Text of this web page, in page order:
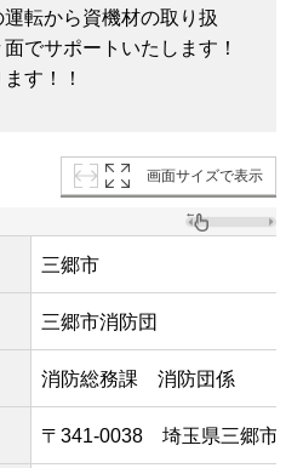
転から資機材の取り扱
でサポートいたします！
す！！
画面サイズで表示
三郷市
三郷市消防団
消防総務課 消防団係
〒341-0038 埼玉県三郷市中